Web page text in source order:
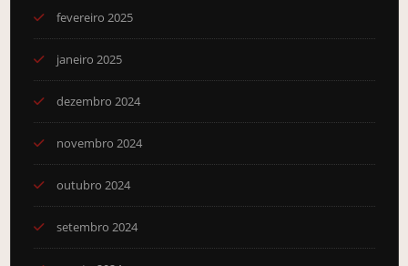
fevereiro 2025
janeiro 2025
dezembro 2024
novembro 2024
outubro 2024
setembro 2024